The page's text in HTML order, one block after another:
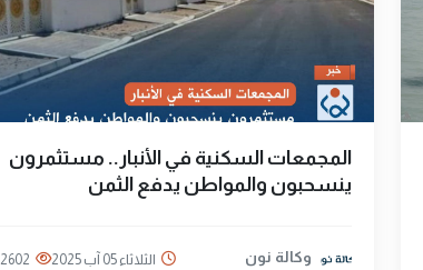
المجمعات السكنية في الأنبار.. مستثمرون
ينسحبون والمواطن يدفع الثمن
وكالة نون الثلاثاء 05 آب 2025 2602